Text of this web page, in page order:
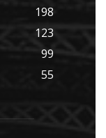
198
123
99
55